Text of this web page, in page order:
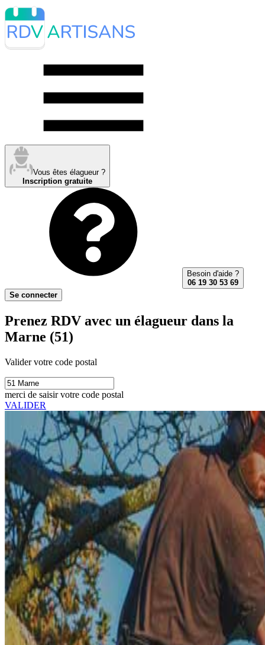
Vous êtes élagueur ?
Inscription gratuite
Besoin d'aide ?
06 19 30 53 69
Se connecter
Prenez RDV avec un élagueur dans la
Marne (51)
Valider votre code postal
merci de saisir votre code postal
VALIDER